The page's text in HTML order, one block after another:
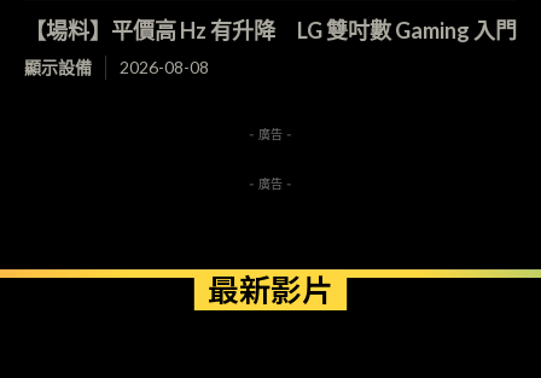
【場料】平價高 Hz 有升降 LG 雙吋數 Gaming 入門
顯示設備 2026-08-08
- 廣告 -
- 廣告 -
最新影片